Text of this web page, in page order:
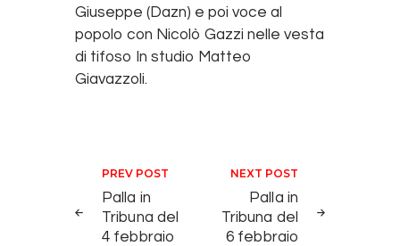
Giuseppe (Dazn) e poi voce al
popolo con Nicolò Gazzi nelle vesta
di tifoso In studio Matteo
Giavazzoli.
Navigazione articoli
PREV POST
Palla in
Tribuna del
4 febbraio
NEXT POST
Palla in
Tribuna del
6 febbraio